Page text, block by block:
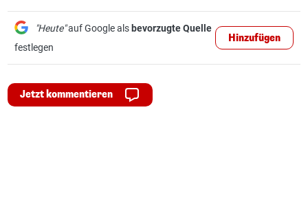
"Heute"auf Google als bevorzugte Quelle
festlegen
Hinzufügen
Jetzt kommentieren